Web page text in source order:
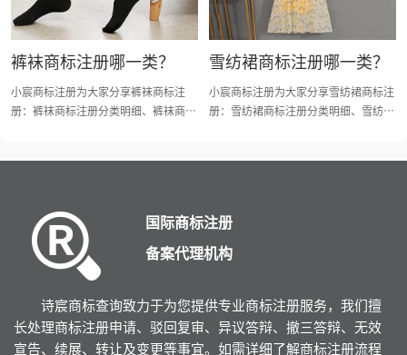
裤袜商标注册哪一类？
小宸商标注册为大家分享裤袜商标注
册：裤袜商标注册分类明细、裤袜商标
雪纺裙商标注册哪一类？
小宸商标注册为大家分享雪纺裙商标注
册：雪纺裙商标注册分类明细、雪纺裙
国际商标注册
备案代理机构
诗宸商标查询致力于为您提供专业商标注册服务，我们擅
长处理商标注册申请、驳回复审、异议答辩、撤三答辩、无效
宣告、续展、转让及变更等事宜。如需详细了解商标注册流程